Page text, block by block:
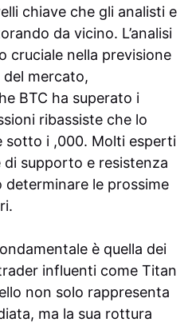
chiave che gli analisti e
da vicino. L’analisi
cruciale nella previsione
mercato,
BTC ha superato i
ribassiste che lo
sotto i ,000. Molti esperti
supporto e resistenza
le prossime
è quella dei
influenti come Titan
non solo rappresenta
ma la sua rottura